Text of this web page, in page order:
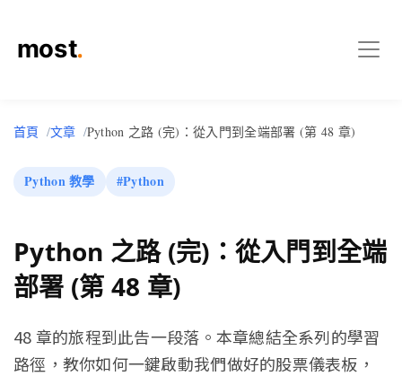
首頁 文章 Python 之路 (完)：從入門到全端部署 (第 48 章)
Python 教學 #Python
Python 之路 (完)：從入門到全端
部署 (第 48 章)
48 章的旅程到此告一段落。本章總結全系列的學習
路徑，教你如何一鍵啟動我們做好的股票儀表板，